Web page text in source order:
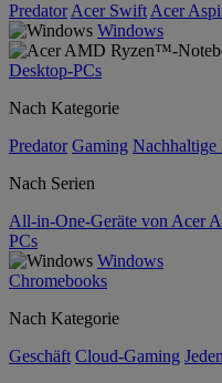
Predator Acer Swift Acer
Windows
Desktop-PCs
Nach Kategorie
Predator Gaming Nachhaltige
Nach Serien
All-in-One-Geräte von Acer
PCs
Windows
Chromebooks
Nach Kategorie
Geschäft Cloud-Gaming